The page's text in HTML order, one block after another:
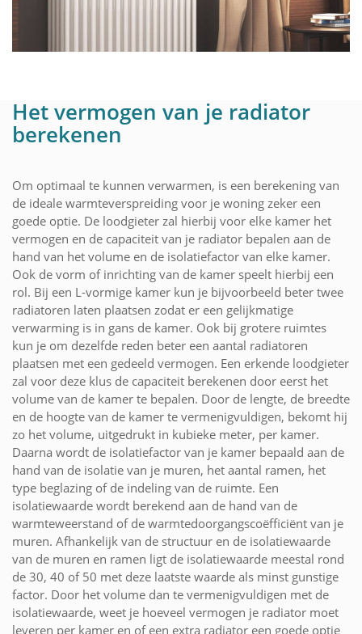
Het vermogen van je radiator
berekenen
Om optimaal te kunnen verwarmen, is een berekening van
de ideale warmteverspreiding voor je woning zeker een
goede optie. De loodgieter zal hierbij voor elke kamer het
vermogen en de capaciteit van je radiator bepalen aan de
hand van het volume en de isolatiefactor van elke kamer.
Ook de vorm of inrichting van de kamer speelt hierbij een
rol. Bij een L-vormige kamer kun je bijvoorbeeld beter twee
radiatoren laten plaatsen zodat er een gelijkmatige
verwarming is in gans de kamer. Ook bij grotere ruimtes
kun je om dezelfde reden beter een aantal radiatoren
plaatsen met een gedeeld vermogen. Een erkende loodgieter
zal voor deze klus de capaciteit berekenen door eerst het
volume van de kamer te bepalen. Door de lengte, de breedte
en de hoogte van de kamer te vermenigvuldigen, bekomt hij
zo het volume, uitgedrukt in kubieke meter, per kamer.
Daarna wordt de isolatiefactor van je kamer bepaald aan de
hand van de isolatie van je muren, het aantal ramen, het
type beglazing of de indeling van de ruimte. Een
isolatiewaarde wordt berekend aan de hand van de
warmteweerstand of de warmtedoorgangscoëfficiënt van je
muren. Afhankelijk van de structuur en de isolatiewaarde
van de muren en ramen ligt de isolatiewaarde meestal rond
de 30, 40 of 50 met deze laatste waarde als minst gunstige
factor. Door het volume dan te vermenigvuldigen met de
isolatiewaarde, weet je hoeveel vermogen je radiator moet
leveren per kamer en of een extra radiator een goede optie